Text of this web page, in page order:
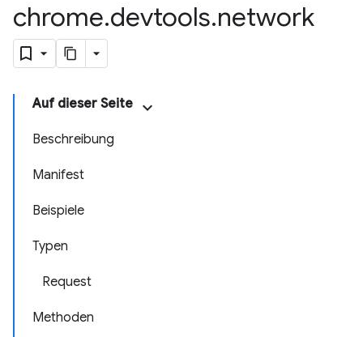
chrome.devtools.network
Auf dieser Seite
Beschreibung
Manifest
Beispiele
Typen
Request
Methoden